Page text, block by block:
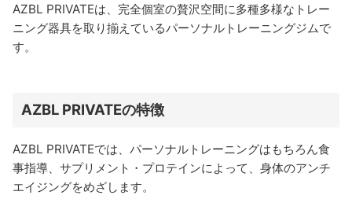
AZBL PRIVATEは、完全個室の贅沢空間に多種多様なトレー
ニング器具を取り揃えているパーソナルトレーニングジムで
す。
AZBL PRIVATEの特徴
AZBL PRIVATEでは、パーソナルトレーニングはもちろん食
事指導、サプリメント・プロテインによって、身体のアンチ
エイジングをめざします。